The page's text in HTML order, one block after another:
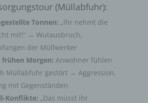
(Müllabfuhr):
Tonnen: „Ihr nehmt die
mit!“ → Wutausbruch,
der Müllwerker
frühen Morgen: Anwohner fühlen
Müllabfuhr gestört → Aggression,
mit Gegenständen
Konflikte: „Das müsst ihr